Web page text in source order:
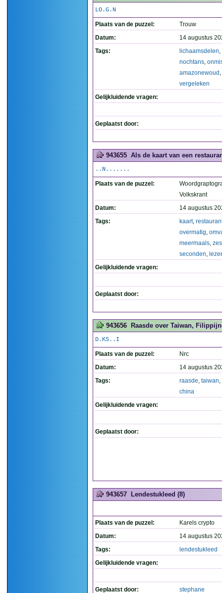
LO.G.N
Plaats van de puzzel:
Trouw
Datum:
14 augustus
Tags:
lichaamsdelen,
nochtans,
amazonewoud ,
vergeleken
Gelijkluidende vragen:
Geplaatst door:
943655 Als de kaart van een
..N.......
Plaats van de puzzel:
Volkskrant
Datum:
14 augustus
Tags:
kaart,
overmatig,
meermaals,
seconden,
Gelijkluidende vragen:
Geplaatst door:
943656 Raasde over Taiwan,
D.KS..I
Plaats van de puzzel:
Nrc
Datum:
14 augustus
Tags:
raasde, taiwan,
china
Gelijkluidende vragen:
Geplaatst door:
943657 Lendestukleed (8)
Plaats van de puzzel:
Karels crypto
Datum:
14 augustus
Tags:
lendestukleed
Gelijkluidende vragen:
Geplaatst door: stephane